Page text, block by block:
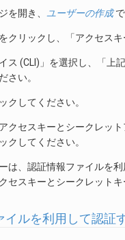
を開き、 ユーザーの作成で
クリックし、「アクセス
ス (CLI)」を選択し、「
さい。
クしてください。
クセスキーとシークレッ
クしてください。
は、認証情報ファイルを
セスキーとシークレット
イルを利用して認証